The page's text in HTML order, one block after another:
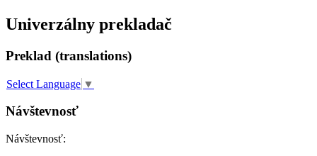
Univerzálny prekladač
Preklad (translations)
Select Language ▼
Návštevnosť
Návštevnosť: